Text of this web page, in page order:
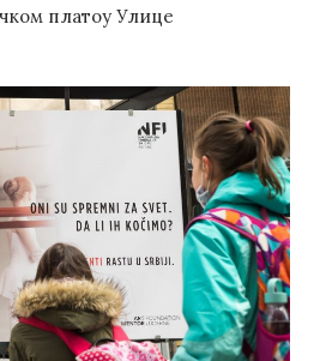
платоу Улице